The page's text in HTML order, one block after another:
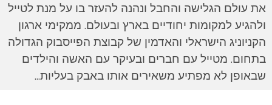
את עולם הגלישה והחבל ונהנה להעזר בו על מנת לטייל
ולהגיע למקומות יחודיים בארץ ובעולם. ממקימי ארגון
הקניוניג הישראלי והאדמין של קבוצת הפייסבוק הגדולה
בתחום. מטייל עם חברים ובעיקר עם האשה והילדים
שבאופן לא מפתיע משאירים אותו באבק בעליות...